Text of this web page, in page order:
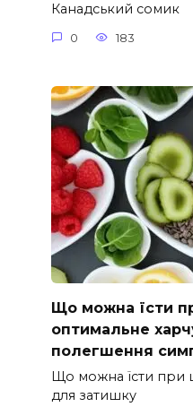
Канадський сомик
0 183
Що можна їсти
оптимальне
полегшення
Що можна їсти при
для затишку